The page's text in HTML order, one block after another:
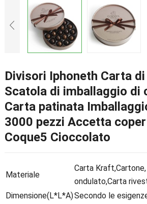
Divisori Iphoneth Carta
Scatola di imballaggio di
Carta patinata
3000 pezzi Accetta
Coque5 Cioccolato
Materiale
Carta
ondulato,Carta
Dimensione(L*L*A)Secondo le